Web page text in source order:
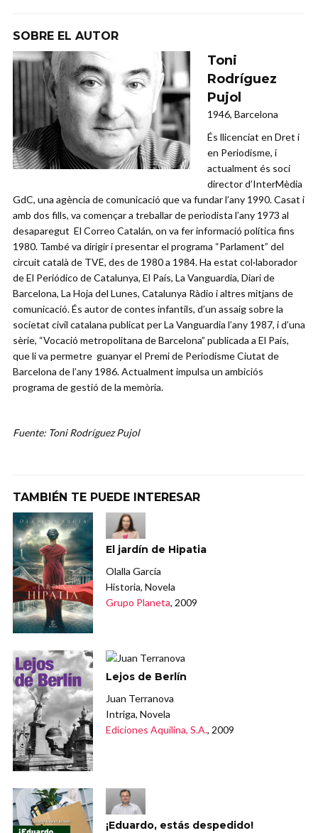
SOBRE EL AUTOR
Toni
Rodríguez
Pujol
1946, Barcelona
És llicenciat en Dret i
en Periodisme, i
actualment és soci
director d’InterMèdia
GdC, una agència de comunicació que va fundar l’any 1990. Casat i
amb dos fills, va començar a treballar de periodista l’any 1973 al
desaparegut El Correo Catalán, on va fer informació política fins
1980. També va dirigir i presentar el programa “Parlament” del
circuit català de TVE, des de 1980 a 1984. Ha estat col·laborador
de El Periódico de Catalunya, El País, La Vanguardia, Diari de
Barcelona, La Hoja del Lunes, Catalunya Ràdio i altres mitjans de
comunicació. És autor de contes infantils, d’un assaig sobre la
societat civil catalana publicat per La Vanguardia l’any 1987, i d’una
sèrie, “Vocació metropolitana de Barcelona” publicada a El País,
que li va permetre guanyar el Premi de Periodisme Ciutat de
Barcelona de l’any 1986. Actualment impulsa un ambiciós
programa de gestió de la memòria.
Fuente: Toni Rodríguez Pujol
TAMBIÉN TE PUEDE INTERESAR
El jardín de Hipatia
Olalla García
Historia, Novela
Grupo Planeta, 2009
Lejos de Berlín
Juan Terranova
Intriga, Novela
Ediciones Aquilina, S.A., 2009
¡Eduardo, estás despedido!